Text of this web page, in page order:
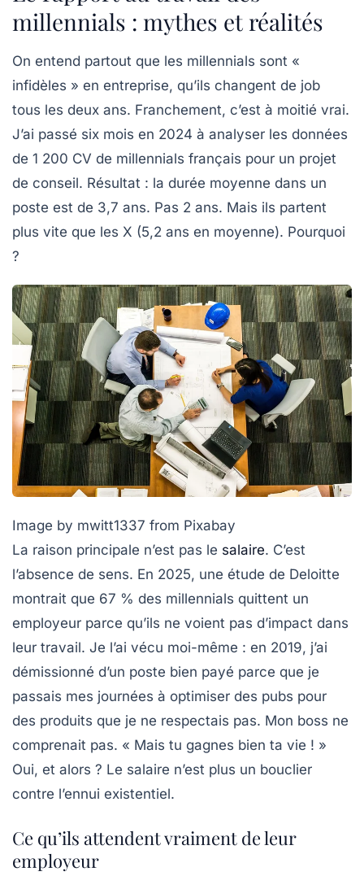
millennials : mythes et réalités
On entend partout que les millennials sont «
infidèles » en entreprise, qu’ils changent de job
tous les deux ans. Franchement, c’est à moitié vrai.
J’ai passé six mois en 2024 à analyser les données
de 1 200 CV de millennials français pour un projet
de conseil. Résultat : la durée moyenne dans un
poste est de 3,7 ans. Pas 2 ans. Mais ils partent
plus vite que les X (5,2 ans en moyenne). Pourquoi
?
Image by mwitt1337 from Pixabay
La raison principale n’est pas le salaire. C’est
l’absence de sens. En 2025, une étude de Deloitte
montrait que 67 % des millennials quittent un
employeur parce qu’ils ne voient pas d’impact dans
leur travail. Je l’ai vécu moi-même : en 2019, j’ai
démissionné d’un poste bien payé parce que je
passais mes journées à optimiser des pubs pour
des produits que je ne respectais pas. Mon boss ne
comprenait pas. « Mais tu gagnes bien ta vie ! »
Oui, et alors ? Le salaire n’est plus un bouclier
contre l’ennui existentiel.
Ce qu’ils attendent vraiment de leur
employeur